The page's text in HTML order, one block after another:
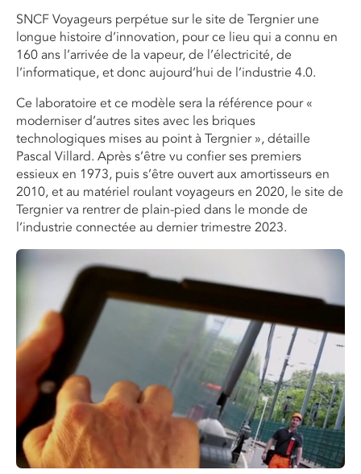
SNCF Voyageurs perpétue sur le site de Tergnier une
longue histoire d’innovation, pour ce lieu qui a connu en
160 ans l’arrivée de la vapeur, de l’électricité, de
l’informatique, et donc aujourd’hui de l’industrie 4.0.
Ce laboratoire et ce modèle sera la référence pour «
moderniser d’autres sites avec les briques
technologiques mises au point à Tergnier », détaille
Pascal Villard. Après s’être vu confier ses premiers
essieux en 1973, puis s’être ouvert aux amortisseurs en
2010, et au matériel roulant voyageurs en 2020, le site de
Tergnier va rentrer de plain-pied dans le monde de
l’industrie connectée au dernier trimestre 2023.